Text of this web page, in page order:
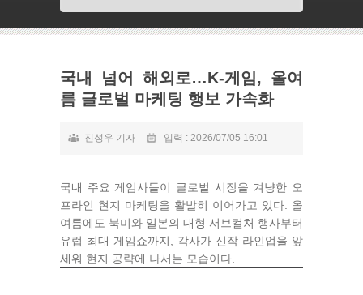
국내 넘어 해외로…K-게임, 올여
름 글로벌 마케팅 행보 가속화
진성우 기자 입력 : 2026/07/05 16:01
국내 주요 게임사들이 글로벌 시장을 겨냥한 오
프라인 현지 마케팅을 활발히 이어가고 있다. 올
여름에도 북미와 일본의 대형 서브컬처 행사부터
유럽 최대 게임쇼까지, 각사가 신작 라인업을 앞
세워 현지 공략에 나서는 모습이다.